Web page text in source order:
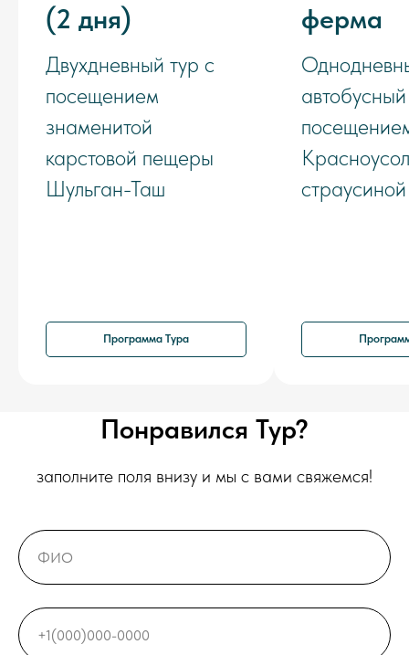
(2 дня)
Двухдневный тур с
посещением
знаменитой
карстовой пещеры
Шульган-Таш
Программа Тура
ферма
Понравился Тур?
заполните поля внизу и мы с вами свяжемся!